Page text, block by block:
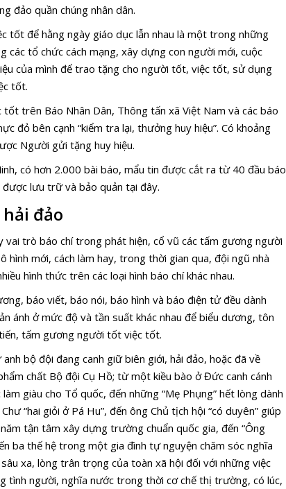
đảo quần chúng nhân dân.
tốt để hằng ngày giáo dục lẫn nhau là một trong những
tổ chức cách mạng, xây dựng con người mới, cuộc
của mình để trao tặng cho người tốt, việc tốt, sử dụng
tốt.
trên Báo Nhân Dân, Thông tấn xã Việt Nam và các báo
đỏ bên cạnh “kiểm tra lại, thưởng huy hiệu”. Có khoảng
Người gửi tặng huy hiệu.
có hơn 2.000 bài báo, mẩu tin được cắt ra từ 40 đầu báo
lưu trữ và bảo quản tại đây.
đảo
vai trò báo chí trong phát hiện, cổ vũ các tấm gương người
mới, cách làm hay, trong thời gian qua, đội ngũ nhà
hình thức trên các loại hình báo chí khác nhau.
báo viết, báo nói, báo hình và báo điện tử đều dành
ánh ở mức độ và tần suất khác nhau để biểu dương, tôn
tấm gương người tốt việc tốt.
bộ đội đang canh giữ biên giới, hải đảo, hoặc đã về
chất Bộ đội Cụ Hồ; từ một kiều bào ở Đức canh cánh
giàu cho Tổ quốc, đến những “Mẹ Phụng” hết lòng dành
“hai giỏi ở Pá Hu”, đến ông Chủ tịch hội “có duyên” giúp
tận tâm xây dựng trường chuẩn quốc gia, đến “Ông
ba thế hệ trong một gia đình tự nguyện chăm sóc nghĩa
xa, lòng trân trọng của toàn xã hội đối với những việc
tình người, nghĩa nước trong thời cơ chế thị trường, có lúc,